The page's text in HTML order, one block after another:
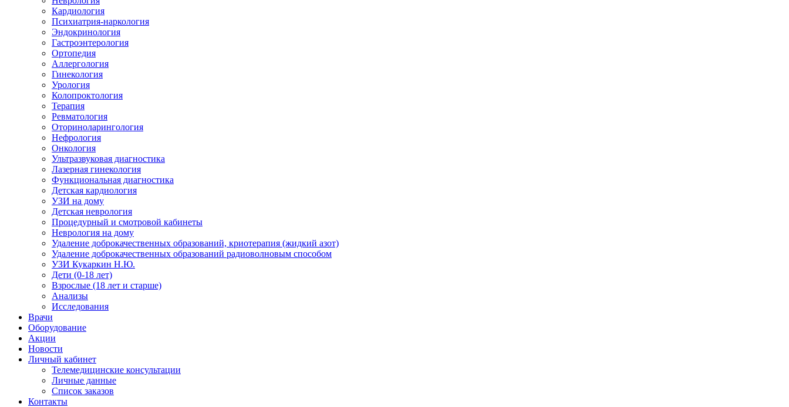
Кардиология
Психиатрия-наркология
Эндокринология
Гастроэнтерология
Ортопедия
Аллергология
Гинекология
Урология
Колопроктология
Терапия
Ревматология
Оториноларингология
Нефрология
Онкология
Ультразвуковая диагностика
Лазерная гинекология
Функциональная диагностика
Детская кардиология
УЗИ на дому
Детская неврология
Процедурный и смотровой кабинеты
Неврология на дому
Удаление доброкачественных образований, криотерапия (жидкий азот)
Удаление доброкачественных образований радиоволновым способом
УЗИ Кукаркин Н.Ю.
Дети (0-18 лет)
Взрослые (18 лет и старше)
Анализы
Исследования
Врачи
Оборудование
Акции
Новости
Личный кабинет
Телемедицинские консультации
Личные данные
Список заказов
Контакты